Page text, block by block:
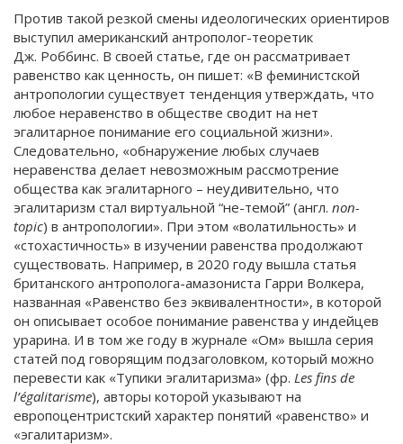
Против такой резкой смены идеологических ориентиров
выступил американский антрополог-теоретик
Дж. Роббинс. В своей статье, где он рассматривает
равенство как ценность, он пишет: «В феминистской
антропологии существует тенденция утверждать, что
любое неравенство в обществе сводит на нет
эгалитарное понимание его социальной жизни».
Следовательно, «обнаружение любых случаев
неравенства делает невозможным рассмотрение
общества как эгалитарного – неудивительно, что
эгалитаризм стал виртуальной “не-темой” (англ. non-
topic) в антропологии». При этом «волатильность» и
«стохастичность» в изучении равенства продолжают
существовать. Например, в 2020 году вышла статья
британского антрополога-амазониста Гарри Волкера,
названная «Равенство без эквивалентности», в которой
он описывает особое понимание равенства у индейцев
урарина. И в том же году в журнале «Ом» вышла серия
статей под говорящим подзаголовком, который можно
перевести как «Тупики эгалитаризма» (фр. Les fins de
l’égalitarisme), авторы которой указывают на
европоцентристский характер понятий «равенство» и
«эгалитаризм».